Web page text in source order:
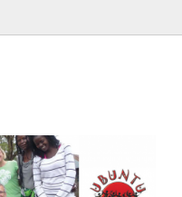
sich keine